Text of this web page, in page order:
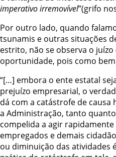
imperativo irremovível”(grifo
Por outro lado, quando
tsunamis e outras situações
estrito, não se observa o
oportunidade, pois como
“[…] embora o ente estatal
prejuízo empresarial, o
dá com a catástrofe de
a Administração, tanto
compelida a agir
empregados e demais
ou diminuição das atividades